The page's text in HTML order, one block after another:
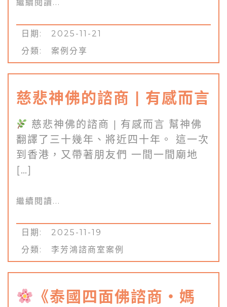
繼續閱讀...
日期: 2025-11-21
分類: 案例分享
慈悲神佛的諮商 | 有感而言
慈悲神佛的諮商 | 有感而言 幫神佛
翻譯了三十幾年、將近四十年。 這一次
到香港，又帶著朋友們 一間一間廟地
[…]
繼續閱讀...
日期: 2025-11-19
分類: 李芳鴻諮商室案例
《泰國四面佛諮商・媽